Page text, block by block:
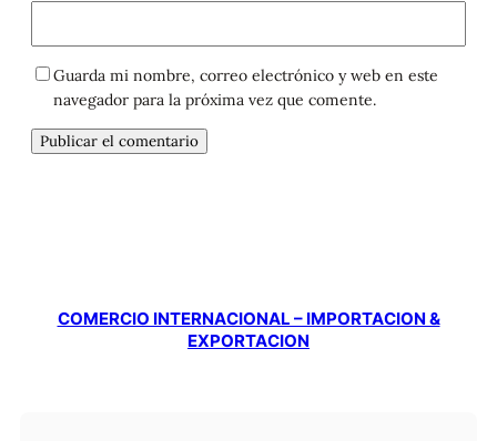
Guarda mi nombre, correo electrónico y web en este
navegador para la próxima vez que comente.
COMERCIO INTERNACIONAL – IMPORTACION &
EXPORTACION